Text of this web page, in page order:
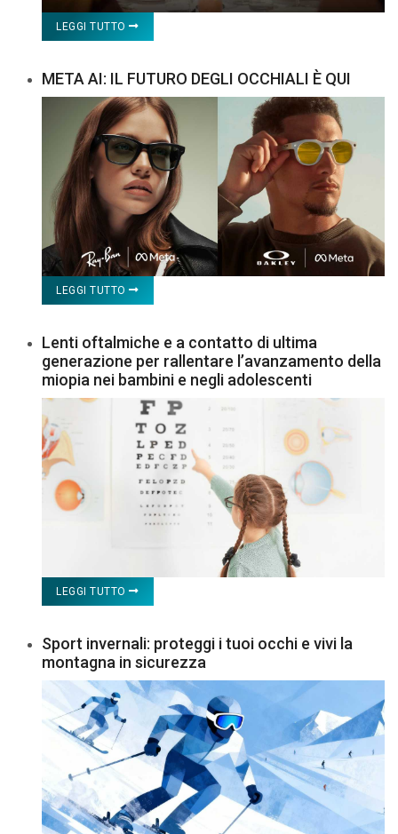
LEGGI TUTTO
META AI: IL FUTURO DEGLI OCCHIALI È QUI
LEGGI TUTTO
Lenti oftalmiche e a contatto di ultima
generazione per rallentare l’avanzamento della
miopia nei bambini e negli adolescenti
LEGGI TUTTO
Sport invernali: proteggi i tuoi occhi e vivi la
montagna in sicurezza